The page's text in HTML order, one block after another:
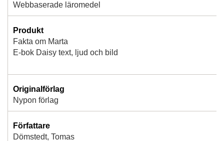
Webbaserade läromedel
Produkt
Fakta om Marta
E-bok Daisy text, ljud och bild
Originalförlag
Nypon förlag
Författare
Dömstedt, Tomas